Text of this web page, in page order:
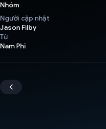
Nhóm
Người cập nhật
Jason Filby
Từ
Nam Phi